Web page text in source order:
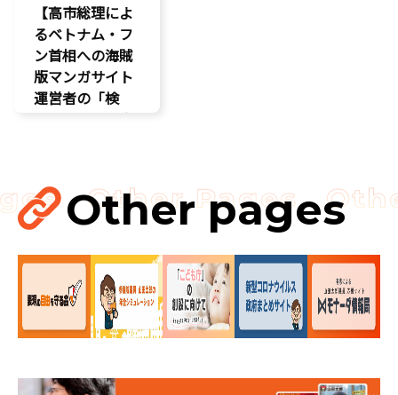
【高市総理によ
るベトナム・フ
ン首相への海賊
版マンガサイト
運営者の「検
挙」の要請を実
見直し……
国会
海賊版
Other pages